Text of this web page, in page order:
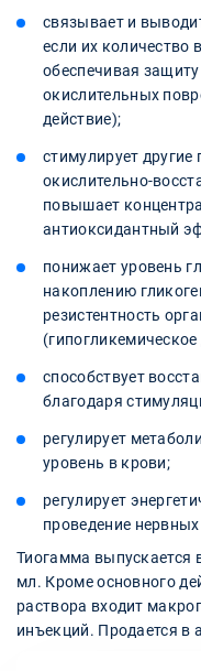
связывает и
если их
обеспечивая
окислительных
действие);
стимулирует
окислительно-
повышает
антиоксидантный
понижает уровень
накоплению
резистентность
(гипогликемическое
способствует
благодаря
регулирует
уровень в крови;
регулирует
проведение
Тиогамма выпускается
мл. Кроме основного
раствора входит
инъекций. Продается в